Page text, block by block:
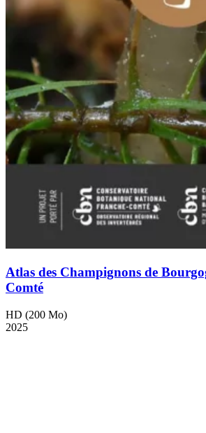
Atlas des Champignons de
Comté
HD (200 Mo)
2025